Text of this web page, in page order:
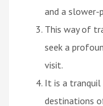
and a slower-
This way of
seek a
visit.
It is a tranquil
destinations